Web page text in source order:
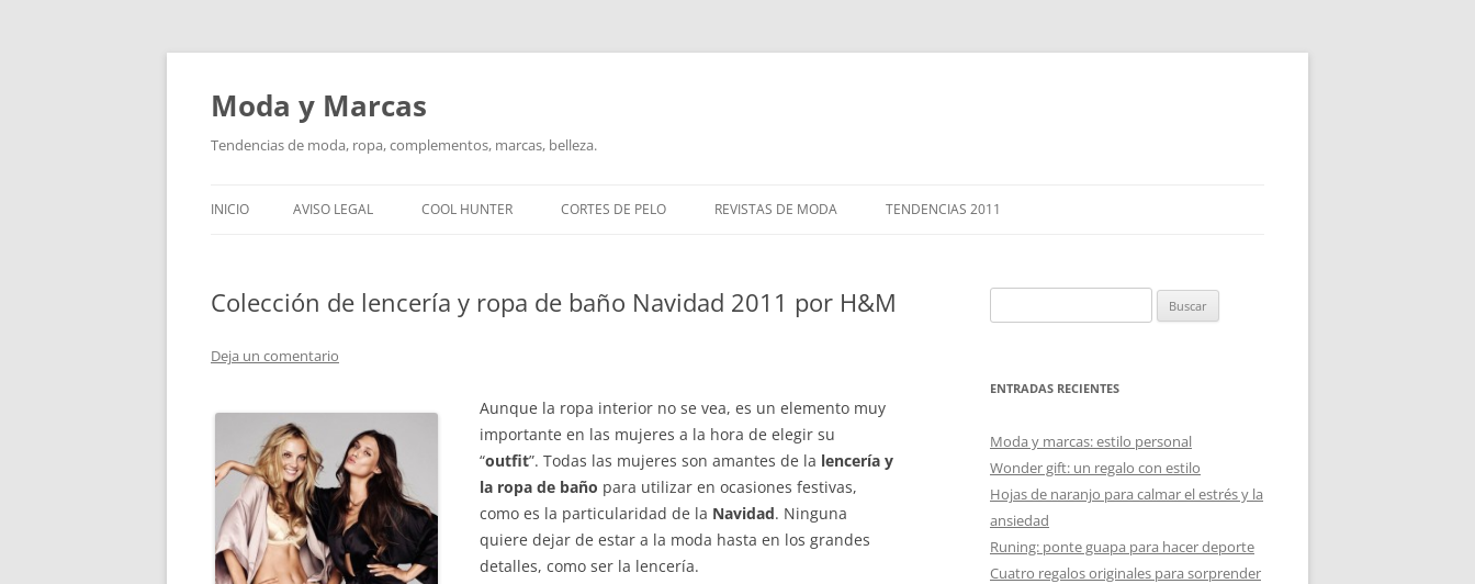
Saltar
contenido
Moda y Marcas
Tendencias de moda, ropa, complementos, marcas, belleza.
INICIO AVISO LEGAL COOL HUNTER CORTES DE PELO REVISTAS DE MODA TENDENCIAS 2011
Colección de lencería y ropa de baño Navidad 2011 por H&M
Deja un comentario
Aunque la ropa interior no se vea, es un elemento muy
importante en las mujeres a la hora de elegir su
“outfit”. Todas las mujeres son amantes de la lencería y
la ropa de baño para utilizar en ocasiones festivas,
como es la particularidad de la Navidad. Ninguna
quiere dejar de estar a la moda hasta en los grandes
detalles, como ser la lencería.
ENTRADAS RECIENTES
Moda y marcas: estilo personal
Wonder gift: un regalo con estilo
Hojas de naranjo para calmar el estrés y la
ansiedad
Runing: ponte guapa para hacer deporte
Cuatro regalos originales para sorprender